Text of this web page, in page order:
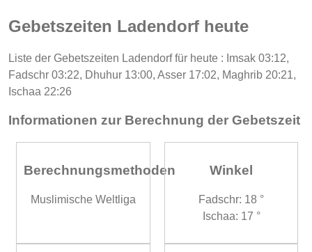
Gebetszeiten Ladendorf heute
Liste der Gebetszeiten Ladendorf für heute : Imsak 03:12,
Fadschr 03:22, Dhuhur 13:00, Asser 17:02, Maghrib 20:21,
Ischaa 22:26
Informationen zur Berechnung der Gebetszeit
Berechnungsmethoden
Muslimische Weltliga
Winkel
Fadschr: 18 °
Ischaa: 17 °